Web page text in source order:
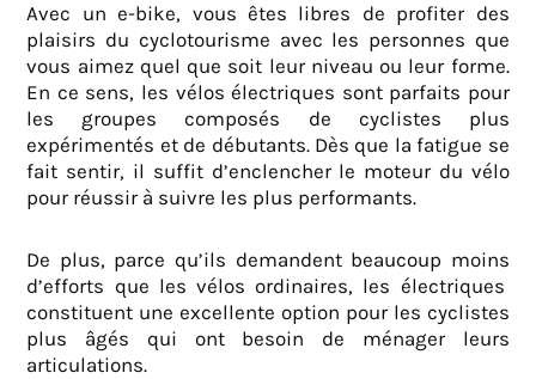
Avec un e-bike, vous êtes libres de profiter des
plaisirs du cyclotourisme avec les personnes que
vous aimez quel que soit leur niveau ou leur forme.
En ce sens, les vélos électriques sont parfaits pour
les groupes composés de cyclistes plus
expérimentés et de débutants. Dès que la fatigue se
fait sentir, il suffit d’enclencher le moteur du vélo
pour réussir à suivre les plus performants.
De plus, parce qu’ils demandent beaucoup moins
d’efforts que les vélos ordinaires, les électriques
constituent une excellente option pour les cyclistes
plus âgés qui ont besoin de ménager leurs
articulations.